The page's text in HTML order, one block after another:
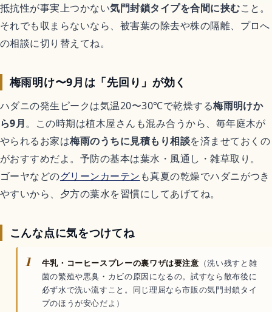
抵抗性が事実上つかない気門封鎖タイプを合間に挟むこと。
それでも収まらないなら、被害葉の除去や株の隔離、プロへ
の相談に切り替えてね。
梅雨明け〜9月は「先回り」が効く
ハダニの発生ピークは気温20〜30℃で乾燥する梅雨明けか
ら9月。この時期は植木屋さんも混み合うから、毎年庭木が
やられるお家は梅雨のうちに見積もり相談を済ませておくの
がおすすめだよ。予防の基本は葉水・風通し・雑草取り。
ゴーヤなどのグリーンカーテン も真夏の乾燥でハダニがつき
やすいから、夕方の葉水を習慣にしてあげてね。
こんな点に気をつけてね
1 牛乳・コーヒースプレーの裏ワザは要注意 （洗い残すと雑
菌の繁殖や悪臭・カビの原因になるの。試すなら散布後に
必ず水で洗い流すこと。同じ理屈なら市販の気門封鎖タイ
プのほうが安心だよ）